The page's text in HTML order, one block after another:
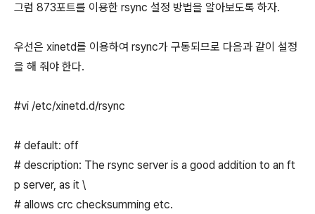
그럼 873포트를 이용한 rsync 설정 방법을 알아보도록 하자.
우선은 xinetd를 이용하여 rsync가 구동되므로 다음과 같이 설정
을 해 줘야 한다.
#vi /etc/xinetd.d/rsync
# default: off
# description: The rsync server is a good addition to an ft
p server, as it \
# allows crc checksumming etc.